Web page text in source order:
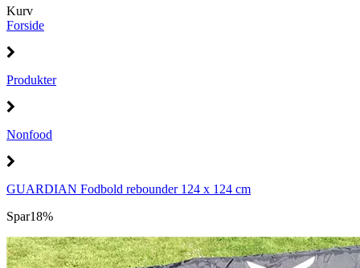
Kurv
Forside
Produkter
Nonfood
GUARDIAN Fodbold rebounder 124 x 124 cm
Spar18%